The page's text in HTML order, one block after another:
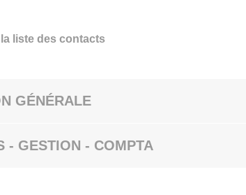
liste des contacts
GÉNÉRALE
- GESTION - COMPTA